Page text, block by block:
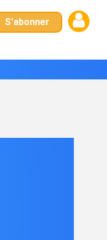
S'abonner